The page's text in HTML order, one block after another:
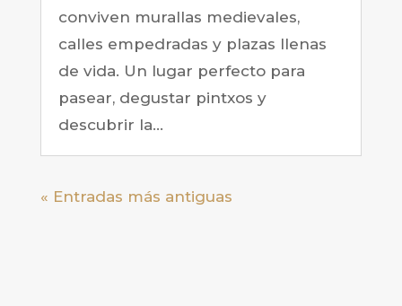
conviven murallas medievales,
calles empedradas y plazas llenas
de vida. Un lugar perfecto para
pasear, degustar pintxos y
descubrir la...
« Entradas más antiguas